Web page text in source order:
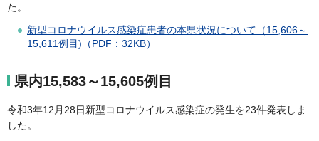
た。
新型コロナウイルス感染症患者の本県状況について（15,606～
15,611例目)（PDF：32KB）
県内15,583～15,605例目
令和3年12月28日新型コロナウイルス感染症の発生を23件発表しま
した。